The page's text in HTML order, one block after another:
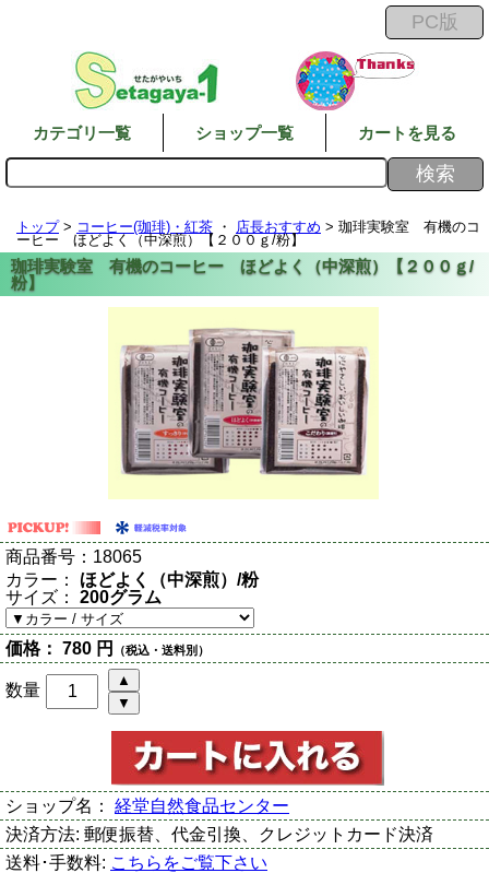
カテゴリ一覧 ショップ一覧 カートを見る
トップ> コーヒー(珈琲)・紅茶 ・ 店長おすすめ > 珈琲実験室 有機のコ
ーヒー ほどよく（中深煎）【２００ｇ/粉】
商品番号： 18065
カラー：
ほどよく（中深煎）/粉
サイズ：
200グラム
価格： 780 円 （税込・送料別）
数量
ショップ名： 経堂自然食品センター
決済方法: 郵便振替、代金引換、クレジットカード決済
送料･手数料: こちらをご覧下さい